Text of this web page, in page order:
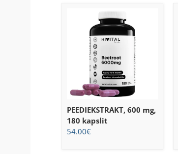
PEEDIEKSTRAKT, 600 mg,
180 kapslit
54.00€